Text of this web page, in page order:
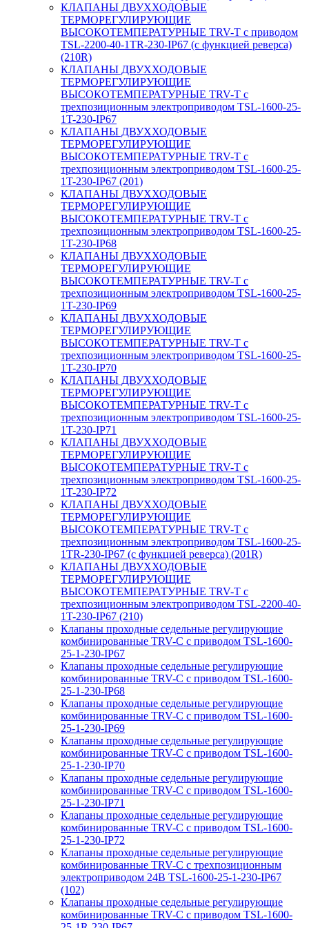
КЛАПАНЫ ДВУХХОДОВЫЕ
ТЕРМОРЕГУЛИРУЮЩИЕ
ВЫСОКОТЕМПЕРАТУРНЫЕ TRV-T с приводом
TSL-2200-40-1TR-230-IP67 (с функцией реверса)
(210R)
КЛАПАНЫ ДВУХХОДОВЫЕ
ТЕРМОРЕГУЛИРУЮЩИЕ
ВЫСОКОТЕМПЕРАТУРНЫЕ TRV-T с
трехпозиционным электроприводом TSL-1600-25-
1T-230-IP67
КЛАПАНЫ ДВУХХОДОВЫЕ
ТЕРМОРЕГУЛИРУЮЩИЕ
ВЫСОКОТЕМПЕРАТУРНЫЕ TRV-T с
трехпозиционным электроприводом TSL-1600-25-
1T-230-IP67 (201)
КЛАПАНЫ ДВУХХОДОВЫЕ
ТЕРМОРЕГУЛИРУЮЩИЕ
ВЫСОКОТЕМПЕРАТУРНЫЕ TRV-T с
трехпозиционным электроприводом TSL-1600-25-
1T-230-IP68
КЛАПАНЫ ДВУХХОДОВЫЕ
ТЕРМОРЕГУЛИРУЮЩИЕ
ВЫСОКОТЕМПЕРАТУРНЫЕ TRV-T с
трехпозиционным электроприводом TSL-1600-25-
1T-230-IP69
КЛАПАНЫ ДВУХХОДОВЫЕ
ТЕРМОРЕГУЛИРУЮЩИЕ
ВЫСОКОТЕМПЕРАТУРНЫЕ TRV-T с
трехпозиционным электроприводом TSL-1600-25-
1T-230-IP70
КЛАПАНЫ ДВУХХОДОВЫЕ
ТЕРМОРЕГУЛИРУЮЩИЕ
ВЫСОКОТЕМПЕРАТУРНЫЕ TRV-T с
трехпозиционным электроприводом TSL-1600-25-
1T-230-IP71
КЛАПАНЫ ДВУХХОДОВЫЕ
ТЕРМОРЕГУЛИРУЮЩИЕ
ВЫСОКОТЕМПЕРАТУРНЫЕ TRV-T с
трехпозиционным электроприводом TSL-1600-25-
1T-230-IP72
КЛАПАНЫ ДВУХХОДОВЫЕ
ТЕРМОРЕГУЛИРУЮЩИЕ
ВЫСОКОТЕМПЕРАТУРНЫЕ TRV-T с
трехпозиционным электроприводом TSL-1600-25-
1TR-230-IP67 (с функцией реверса) (201R)
КЛАПАНЫ ДВУХХОДОВЫЕ
ТЕРМОРЕГУЛИРУЮЩИЕ
ВЫСОКОТЕМПЕРАТУРНЫЕ TRV-T с
трехпозиционным электроприводом TSL-2200-40-
1T-230-IP67 (210)
Клапаны проходные седельные регулирующие
комбинированные TRV-С с приводом TSL-1600-
25-1-230-IP67
Клапаны проходные седельные регулирующие
комбинированные TRV-С с приводом TSL-1600-
25-1-230-IP68
Клапаны проходные седельные регулирующие
комбинированные TRV-С с приводом TSL-1600-
25-1-230-IP69
Клапаны проходные седельные регулирующие
комбинированные TRV-С с приводом TSL-1600-
25-1-230-IP70
Клапаны проходные седельные регулирующие
комбинированные TRV-С с приводом TSL-1600-
25-1-230-IP71
Клапаны проходные седельные регулирующие
комбинированные TRV-С с приводом TSL-1600-
25-1-230-IP72
Клапаны проходные седельные регулирующие
комбинированные TRV-С с трехпозиционным
электроприводом 24В TSL-1600-25-1-230-IP67
(102)
Клапаны проходные седельные регулирующие
комбинированные TRV-С с приводом TSL-1600-